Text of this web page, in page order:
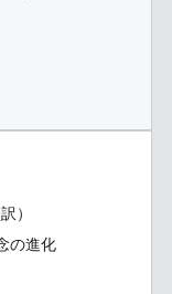
）
の進化